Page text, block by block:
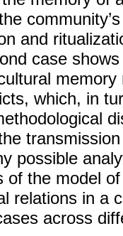
and
case
which, in
possible
of the model
relations in a
across